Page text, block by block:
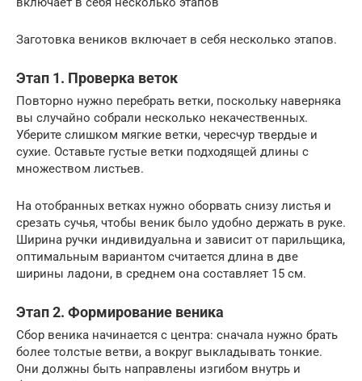
Заготовка веников включает в себя несколько этапов.
Этап 1. Проверка веток
Повторно нужно перебрать ветки, поскольку наверняка
вы случайно собрали несколько некачественных.
Уберите слишком мягкие ветки, чересчур твердые и
сухие. Оставьте густые ветки подходящей длины с
множеством листьев.
На отобранных ветках нужно оборвать снизу листья и
срезать сучья, чтобы веник было удобно держать в руке.
Ширина ручки индивидуальна и зависит от парильщика,
оптимальным вариантом считается длина в две
ширины ладони, в среднем она составляет 15 см.
Этап 2. Формирование веника
Сбор веника начинается с центра: сначала нужно брать
более толстые ветви, а вокруг выкладывать тонкие.
Они должны быть направлены изгибом внутрь и